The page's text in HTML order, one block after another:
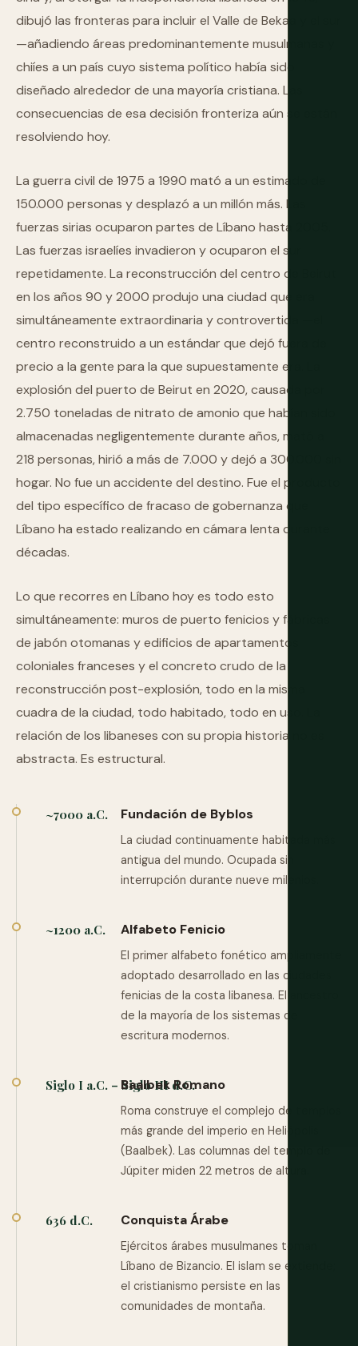
dibujó las fronteras para incluir el Valle de Bekaa y el sur
—añadiendo áreas predominantemente musulmanas y
chiíes a un país cuyo sistema político había sido
diseñado alrededor de una mayoría cristiana. Las
consecuencias de esa decisión fronteriza aún se están
resolviendo hoy.
La guerra civil de 1975 a 1990 mató a un estimado de
150.000 personas y desplazó a un millón más. Las
fuerzas sirias ocuparon partes de Líbano hasta 2005.
Las fuerzas israelíes invadieron y ocuparon el sur
repetidamente. La reconstrucción del centro de Beirut
en los años 90 y 2000 produjo una ciudad que era
simultáneamente extraordinaria y controvertida —el
centro reconstruido a un estándar que dejó fuera de
precio a la gente para la que supuestamente era. La
explosión del puerto de Beirut en 2020, causada por
2.750 toneladas de nitrato de amonio que habían sido
almacenadas negligentemente durante años, mató a
218 personas, hirió a más de 7.000 y dejó a 300.000 sin
hogar. No fue un accidente del destino. Fue el producto
del tipo específico de fracaso de gobernanza que
Líbano ha estado realizando en cámara lenta durante
décadas.
Lo que recorres en Líbano hoy es todo esto
simultáneamente: muros de puerto fenicios y fábricas
de jabón otomanas y edificios de apartamentos
coloniales franceses y el concreto crudo de la
reconstrucción post-explosión, todo en la misma
cuadra de la ciudad, todo habitado, todo en uso. La
relación de los libaneses con su propia historia no es
abstracta. Es estructural.
~7000 a.C. Fundación de Byblos
La ciudad continuamente habitada más
antigua del mundo. Ocupada sin
interrupción durante nueve milenios.
~1200 a.C. Alfabeto Fenicio
El primer alfabeto fonético ampliamente
adoptado desarrollado en las ciudades
fenicias de la costa libanesa. El ancestro
de la mayoría de los sistemas de
escritura modernos.
Siglo I a.C. – Siglo III d.C.
Baalbek Romano
Roma construye el complejo de templos
más grande del imperio en Heliópolis
(Baalbek). Las columnas del templo de
Júpiter miden 22 metros de altura.
636 d.C. Conquista Árabe
Ejércitos árabes musulmanes toman
Líbano de Bizancio. El islam se extiende;
el cristianismo persiste en las
comunidades de montaña.